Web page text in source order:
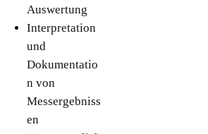
Auswertung
Interpretation
und
Dokumentatio
n von
Messergebniss
en